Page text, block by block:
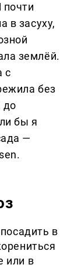
в засуху,
землёй.
с
без
до
бы я
—
в
или в